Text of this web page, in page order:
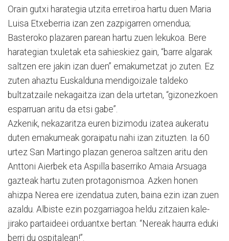
Orain gutxi harategia utzita erretiroa hartu duen Maria
Luisa Etxeberria izan zen zazpigarren omendua;
Basteroko plazaren parean hartu zuen lekukoa. Bere
harategian txuletak eta sahieskiez gain, “barre algarak
saltzen ere jakin izan duen” emakumetzat jo zuten. Ez
zuten ahaztu Euskalduna mendigoizale taldeko
bultzatzaile nekagaitza izan dela urtetan, “gizonezkoen
esparruan aritu da etsi gabe”.
Azkenik, nekazaritza euren bizimodu izatea aukeratu
duten emakumeak goraipatu nahi izan zituzten. Ia 60
urtez San Martingo plazan generoa saltzen aritu den
Anttoni Aierbek eta Aspilla baserriko Amaia Arsuaga
gazteak hartu zuten protagonismoa. Azken honen
ahizpa Nerea ere izendatua zuten, baina ezin izan zuen
azaldu. Albiste ezin pozgarriagoa heldu zitzaien kale-
jirako partaideei orduantxe bertan: “Nereak haurra eduki
berri du ospitalean!”.